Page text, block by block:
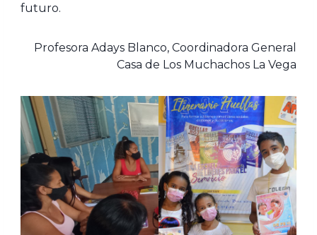
futuro.
Profesora Adays Blanco, Coordinadora General
Casa de Los Muchachos La Vega